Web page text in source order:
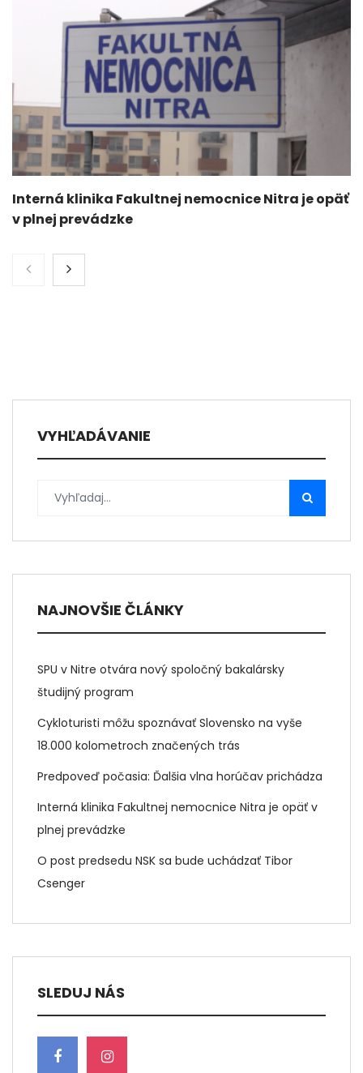
Interná klinika Fakultnej nemocnice Nitra je opäť
v plnej prevádzke
VYHĽADÁVANIE
NAJNOVŠIE ČLÁNKY
SPU v Nitre otvára nový spoločný bakalársky
študijný program
Cykloturisti môžu spoznávať Slovensko na vyše
18.000 kolometroch značených trás
Predpoveď počasia: Ďalšia vlna horúčav prichádza
Interná klinika Fakultnej nemocnice Nitra je opäť v
plnej prevádzke
O post predsedu NSK sa bude uchádzať Tibor
Csenger
SLEDUJ NÁS